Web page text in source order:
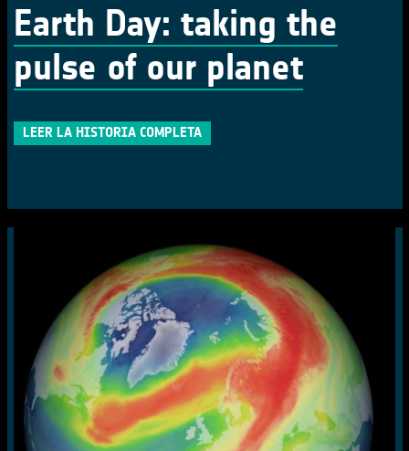
Earth Day: taking the
pulse of our planet
LEER LA HISTORIA COMPLETA